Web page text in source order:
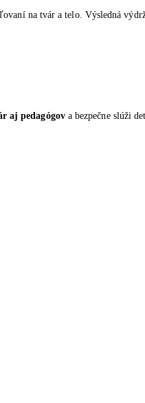
na tvár a telo. Výsledná
aj pedagógova bezpečne slúži